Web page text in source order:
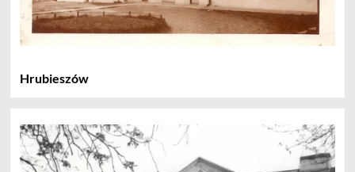
Hrubieszów